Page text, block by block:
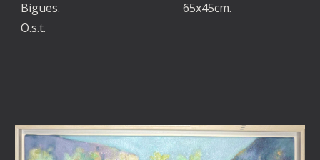
Bigues.65x45cm.
O.s.t.